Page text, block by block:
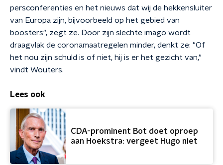
persconferenties en het nieuws dat wij de hekkensluiter
van Europa zijn, bijvoorbeeld op het gebied van
boosters", zegt ze. Door zijn slechte imago wordt
draagvlak de coronamaatregelen minder, denkt ze: "Of
het nou zijn schuld is of niet, hij is er het gezicht van,"
vindt Wouters.
Lees ook
CDA-prominent Bot doet oproep
aan Hoekstra: vergeet Hugo niet